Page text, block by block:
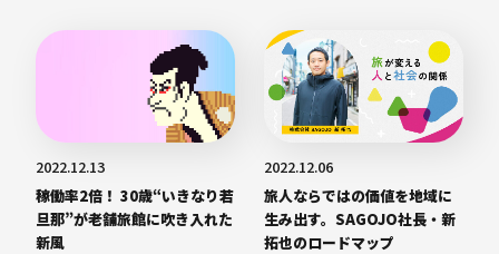
2022.12.13
稼働率2倍！ 30歳“いきなり若
旦那”が老舗旅館に吹き入れた
新風
2022.12.06
旅人ならではの価値を地域に
生み出す。SAGOJO社長・新
拓也のロードマップ